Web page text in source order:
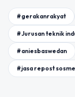
#gerakanrakyat
#Jurusan teknik
#aniesbaswedan
#jasa repost